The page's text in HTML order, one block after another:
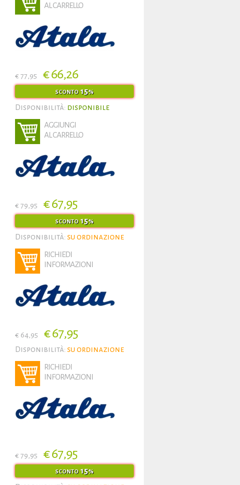
AL CARRELLO
€ 77,95 € 66,26
SCONTO 15%
Disponibilità: disponibile
AGGIUNGI
AL CARRELLO
€ 79,95 € 67,95
SCONTO 15%
Disponibilità: su ordinazione
RICHIEDI
INFORMAZIONI
€ 64,95 € 67,95
Disponibilità: su ordinazione
RICHIEDI
INFORMAZIONI
€ 79,95 € 67,95
SCONTO 15%